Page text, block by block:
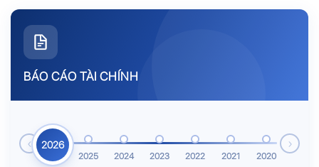
BÁO CÁO TÀI CHÍNH
‹ ›
2026
2025 2024 2023 2022 2021 2020